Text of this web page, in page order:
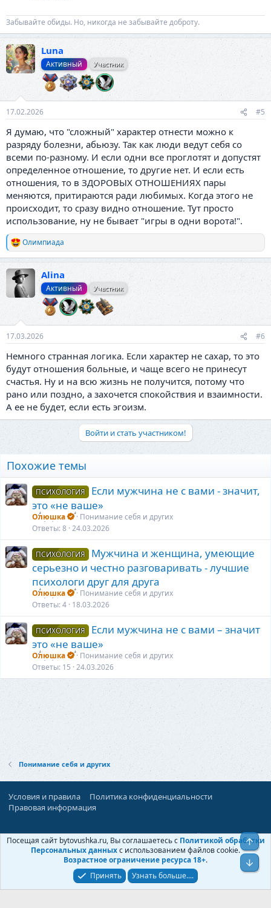
Забывайте обиды. Но, никогда не забывайте доброту.
Luna
Активный Участник
17.02.2026 #5
Я думаю, что "сложный" характер отнести можно к
разряду болезни, абьюзу. Так как люди ведут себя со
всеми по-разному. И если одни все проглотят и допустят
определенное отношение, то другие нет. И если есть
отношения, то в ЗДОРОВЫХ ОТНОШЕНИЯХ пары
меняются, притираются ради любимых. Когда этого не
происходит, то сразу видно отношение. Тут просто
использование, ну не бывает "игры в одни ворота!".
Р
е
к
ц
и
Олимпиада
Alina
Активный Участник
17.03.2026 #6
Немного странная логика. Если характер не сахар, то это
будут отношения больные, и чаще всего не принесут
счастья. Ну и на всю жизнь не получится, потому что
рано или поздно, а захочется спокойствия и взаимности.
А ее не будет, если есть эгоизм.
Войти и стать участником!
Похожие темы
ПСИХОЛОГИЯ
Если мужчина не с вами - значит,
это «не ваше»
Олюшка
Понимание себя и других
Ответы 8 24.03.2026
ПСИХОЛОГИЯ
Мужчина и женщина, умеющие
серьезно и честно разговаривать - лучшие
психологи друг для друга
Олюшка
Понимание себя и других
Ответы 4 18.03.2026
ПСИХОЛОГИЯ
Если мужчина не с вами – значит
это «не ваше»
Олюшка
Понимание себя и других
Ответы 15 24.03.2026
Понимание себя и других
Условия и правила
Политика конфиденциальности
Правовая информация
При поддержке:«Территория Дискуссий»
© Бытовушка, 2025-2026
Посещая сайт bytovushka.ru, Вы соглашаетесь с Политикой обработки
Персональных данныхс использованием файлов cookie.
Возрастное ограничение ресурса 18+.
Принять
Узнать больше....
Верх